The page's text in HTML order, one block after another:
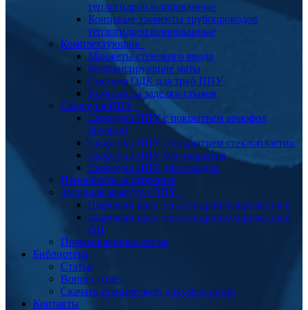
теплогидроизолированные
Концевые элементы трубопроводов
теплогидроизолированные
Комплектующие
Манжеты стенового ввода
Компенсирующие маты
Система ОДК для труб ППУ
Комплекты заделки стыков
Скорлупа ППУ
Скорлупа ППУ с покрытием армофол
(фольга)
Скорлупа ППУ с покрытием стеклопластик
Скорлупа ППУ без покрытия
Скорлупа ППУ для отводов
Пенопакеты монтажные
Запорная арматура ППУ
Шаровый кран теплогидроизолированный
Шаровый кран теплогидроизолированный
ОЦ
Промышленные котлы
Библиотека
Статьи
Вопрос ответ
Скачать техническую документацию
Контакты